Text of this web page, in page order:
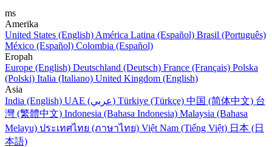
ms
Amerika
United States (English) América Latina (Español) Brasil (Português)
México (Español) Colombia (Español)
Eropah
Europe (English) Deutschland (Deutsch) France (Français) Polska
(Polski) Italia (Italiano) United Kingdom (English)
Asia
India (English)
UAE (عربي) Türkiye (Türkçe) 中国 (简体中文) 台
灣 (繁體中文) Indonesia (Bahasa Indonesia) Malaysia (Bahasa
Melayu) ประเทศไทย (ภาษาไทย) Việt Nam (Tiếng Việt) 日本 (日
本語)